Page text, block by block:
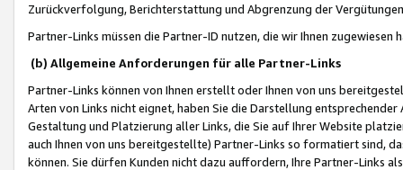
Zurückverfolgung, Berichterstattung und Abgrenzung der
Partner-Links müssen die Partner-ID nutzen, die wir Ihnen zugewiesen
(b) Allgemeine Anforderungen für alle Partner-Links
Partner-Links können von Ihnen erstellt oder Ihnen von uns
Arten von Links nicht eignet, haben Sie die Darstellung
Gestaltung und Platzierung aller Links, die Sie auf Ihrer Website
auch Ihnen von uns bereitgestellte) Partner-Links so formatiert sind,
können. Sie dürfen Kunden nicht dazu auffordern, Ihre Partner-Links